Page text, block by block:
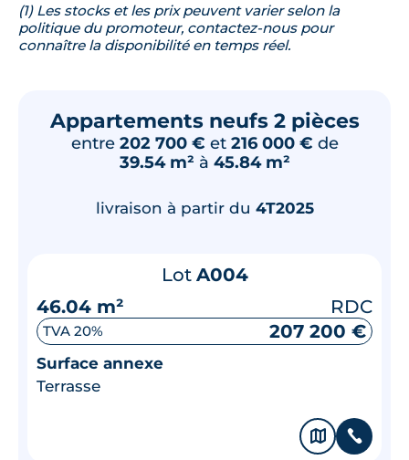
(1) Les stocks et les prix peuvent varier selon la
politique du promoteur, contactez-nous pour
connaître la disponibilité en temps réel.
Appartements neufs 2 pièces
entre 202 700 € et 216 000 € de
39.54 m² à 45.84 m²
livraison à partir du 4T2025
Lot A004
46.04 m²
RDC
TVA 20% 207 200 €
Surface annexe
Terrasse
🗞 📞